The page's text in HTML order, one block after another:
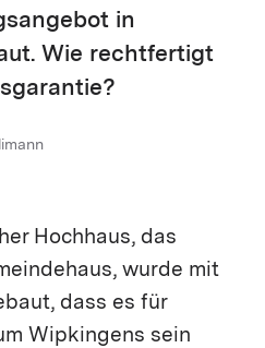
in
Wie rechtfertigt
Hochhaus, das
wurde mit
dass es für
Wipkingens sein